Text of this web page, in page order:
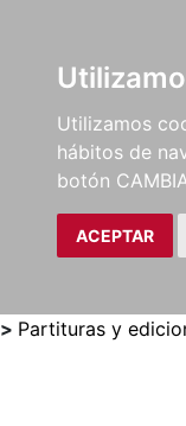
Utilizamos
hábitos de
botón
ACEPTAR
LIBROS
> Partituras y